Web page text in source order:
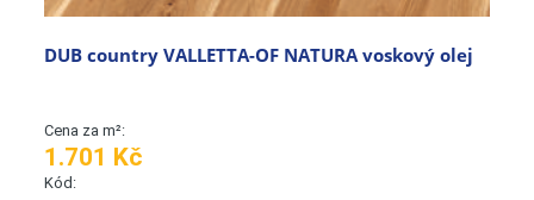
DUB country VALLETTA-OF NATURA voskový olej
Cena za m²:
1.701 Kč
Kód: